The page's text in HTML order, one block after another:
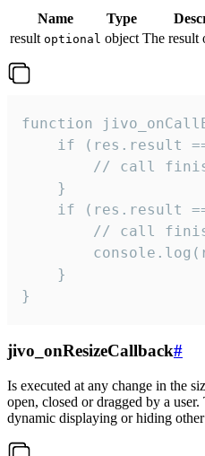
Name Type
result optional object The result
function
if (res.result
// call
    }
if (res.result
// call
    }
}
jivo_onResizeCallback#
Is executed at any change in the
open, closed or dragged by a
dynamic displaying or hiding